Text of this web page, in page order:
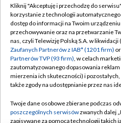
TVP
Abonament TVP
Emisja w TVP
Centrum informacji TVP
Naziemna Telewizja Cyfrowa
Rada Programowa
Polityka
Moje
Kliknij "Akceptuję i przechodzę do
korzystanie z technologii
dostęp do informacji na Twoim
przechowywanie oraz na przetwarzanie
nas, czyli Telewizję Polską S.A. w likwidacji
Zaufanych Partnerów z IAB* (1201 firm)
Partnerów TVP (93 firm), w celach
zautomatyzowanego dopasowania
mierzenia ich skuteczności) i
także zgody na udostępnianie przez nas
Twoje dane osobowe zbierane podczas
poszczególnych serwisówzwanych dalej
zapisywane za pomocą technologii takich